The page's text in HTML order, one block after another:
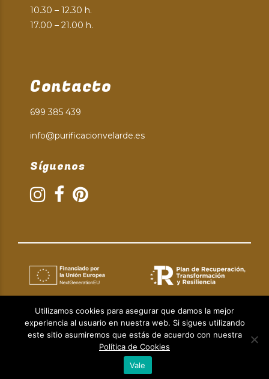
10.30 – 12.30 h.
17.00 – 21.00 h.
Contacto
699 385 439
info@purificacionvelarde.es
Síguenos
Aviso Legal|Política de Privacidad|Política de Cookies
© Copyright 2024 | Diseño web:Taller Empresarial 2.0.
Utilizamos cookies para asegurar que damos la mejor
experiencia al usuario en nuestra web. Si sigues utilizando
este sitio asumiremos que estás de acuerdo con nuestra
Política de Cookies
Vale